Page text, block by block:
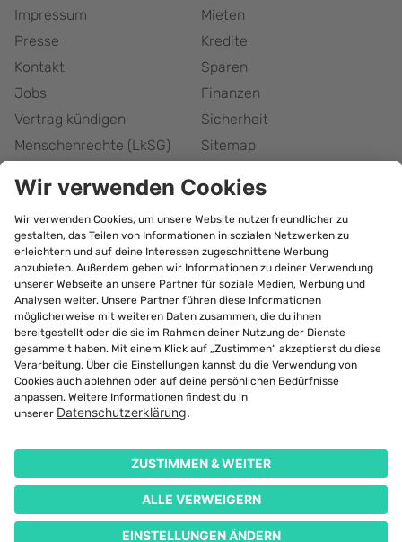
Impressum
Presse
Kontakt
Jobs
Vertrag kündigen
Menschenrechte (LkSG)
Barrierefreiheitserklärung
Cookie-Einstellungen
bonify Abonnement
kündigen
Mieten
Kredite
Sparen
Finanzen
Sicherheit
Sitemap
© 2026Forteil GmbH
Alle Rechte vorbehalten